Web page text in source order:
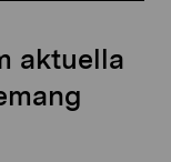
aktuella